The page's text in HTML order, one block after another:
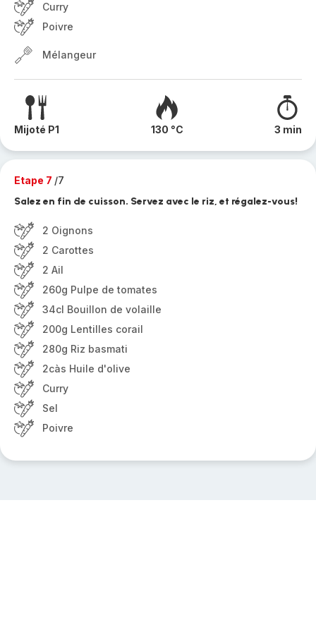
Curry
Poivre
Mélangeur
Mijoté P1 130 °C 3 min
Etape 7 /7
Salez en fin de cuisson. Servez avec le riz, et régalez-vous!
2 Oignons
2 Carottes
2 Ail
260g Pulpe de tomates
34cl Bouillon de volaille
200g Lentilles corail
280g Riz basmati
2càs Huile d'olive
Curry
Sel
Poivre